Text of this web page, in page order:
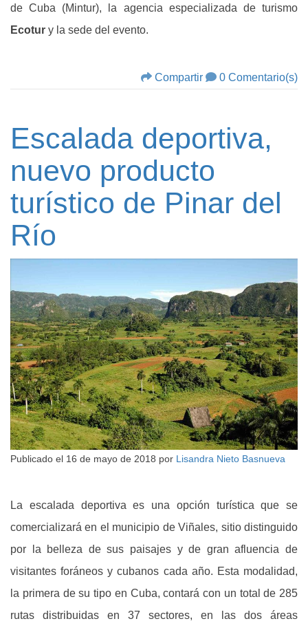
de Cuba (Mintur), la agencia especializada de turismo
Ecotur y la sede del evento.
Compartir 0 Comentario(s)
Escalada deportiva,
nuevo producto
turístico de Pinar del
Río
Publicado el 16 de mayo de 2018 por Lisandra Nieto Basnueva
La escalada deportiva es una opción turística que se
comercializará en el municipio de Viñales, sitio distinguido
por la belleza de sus paisajes y de gran afluencia de
visitantes foráneos y cubanos cada año. Esta modalidad,
la primera de su tipo en Cuba, contará con un total de 285
rutas distribuidas en 37 sectores, en las dos áreas